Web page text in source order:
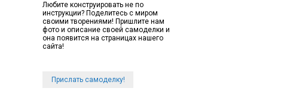
Любите конструировать не по
инструкции? Поделитесь с миром
своими творениями! Пришлите нам
фото и описание своей самоделки и
она появится на страницах нашего
сайта!
Прислать самоделку!